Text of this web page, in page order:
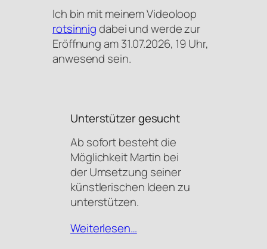
Ich bin mit meinem Videoloop
rotsinnigdabei und werde zur
Eröffnung am 31.07.2026, 19 Uhr,
anwesend sein.
Unterstützer gesucht
Ab sofort besteht die
Möglichkeit Martin bei
der Umsetzung seiner
künstlerischen Ideen zu
unterstützen.
Weiterlesen…